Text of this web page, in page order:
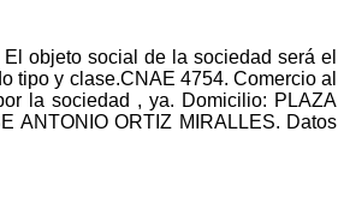
objeto social de la sociedad será el
tipo y clase.CNAE 4754. Comercio al
la sociedad , ya. Domicilio: PLAZA
ANTONIO ORTIZ MIRALLES. Datos